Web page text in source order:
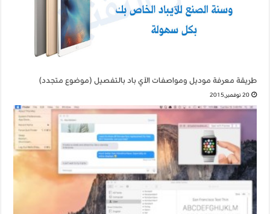
طريقة معرفة موديل ومواصفات الآي باد بالتفصيل (موضوع متجدد)
20 نوفمبر,2015